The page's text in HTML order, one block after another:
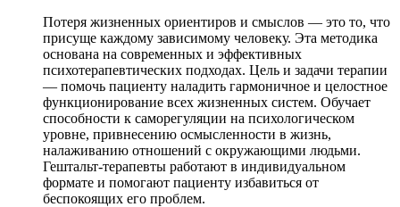
Потеря жизненных ориентиров и смыслов — это то, что
присуще каждому зависимому человеку. Эта методика
основана на современных и эффективных
психотерапевтических подходах. Цель и задачи терапии
— помочь пациенту наладить гармоничное и целостное
функционирование всех жизненных систем. Обучает
способности к саморегуляции на психологическом
уровне, привнесению осмысленности в жизнь,
налаживанию отношений с окружающими людьми.
Гештальт-терапевты работают в индивидуальном
формате и помогают пациенту избавиться от
беспокоящих его проблем.